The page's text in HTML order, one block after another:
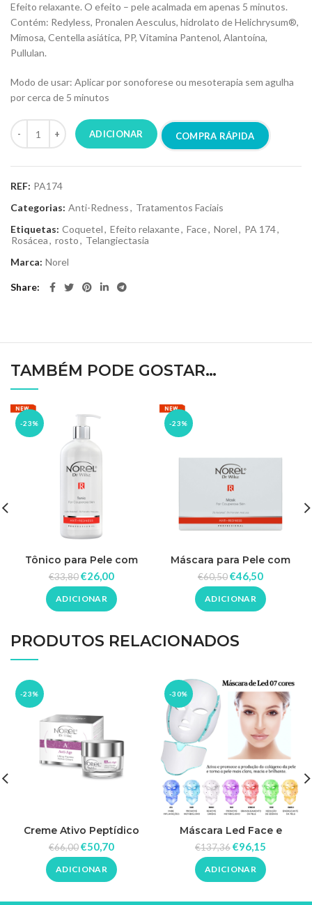
Efeito relaxante. O efeito – pele acalmada em apenas 5 minutos.
Contém: Redyless, Pronalen Aesculus, hidrolato de Helichrysum®,
Mimosa, Centella asiática, PP, Vitamina Pantenol, Alantoína,
Pullulan.
Modo de usar: Aplicar por sonoforese ou mesoterapia sem agulha
por cerca de 5 minutos
ADICIONAR COMPRA RÁPIDA
REF: PA174
Categorias: Anti-Redness, Tratamentos Faciais
Etiquetas: Coquetel, Efeito relaxante, Face, Norel, PA 174,
Rosácea, rosto, Telangiectasia
Marca: Norel
Share
TAMBÉM PODE GOSTAR…
-23%
Tônico para Pele com
Rosácea 500ml – Norel
€33,80€26,00
ADICIONAR
-23%
Máscara para Pele com
Rosácea – Norel
€60,50€46,50
ADICIONAR
PRODUTOS RELACIONADOS
-23%
Creme Ativo Peptídico
Lifting 50ml – Norel
€66,00€50,70
ADICIONAR
-30%
Máscara Led Face e
Pescoço
€137,36€96,15
ADICIONAR